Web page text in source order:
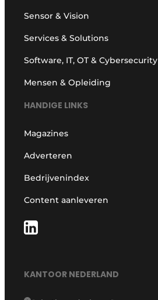
Sensor & Vision
Services & Solutions
Software, IT, OT & Cybersecurity
Mensen & Opleiding
HANDIGE LINKS
Magazines
Adverteren
Bedrijvenindex
Content aanleveren
KANTOOR NEDERLAND